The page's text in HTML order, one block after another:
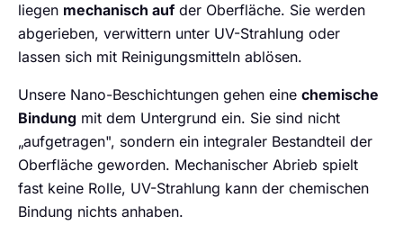
liegen mechanisch aufder Oberfläche. Sie werden
abgerieben, verwittern unter UV-Strahlung oder
lassen sich mit Reinigungsmitteln ablösen.
Unsere Nano-Beschichtungen gehen eine chemische
Bindung mit dem Untergrund ein. Sie sind nicht
„aufgetragen", sondern ein integraler Bestandteil der
Oberfläche geworden. Mechanischer Abrieb spielt
fast keine Rolle, UV-Strahlung kann der chemischen
Bindung nichts anhaben.